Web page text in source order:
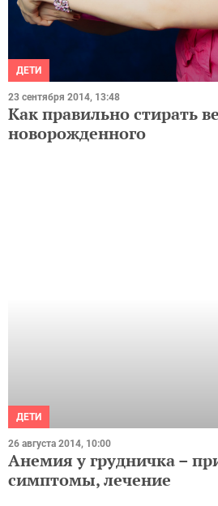
ДЕТИ
Как правильно стирать
новорожденного
26 августа 2014, 10:00
Анемия у грудничка –
симптомы, лечение